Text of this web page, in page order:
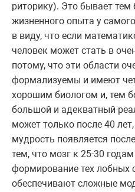
риторику). Это бывает
жизненного опыта у
в виду, что если
человек может стать в
потому, что эти области
формализуемы и имеют
хорошим биологом и, тем
большой и адекватный
может только после 40
мудрость появляется
тем, что мозг к 25-30
формирование тех лобных
обеспечивают сложные